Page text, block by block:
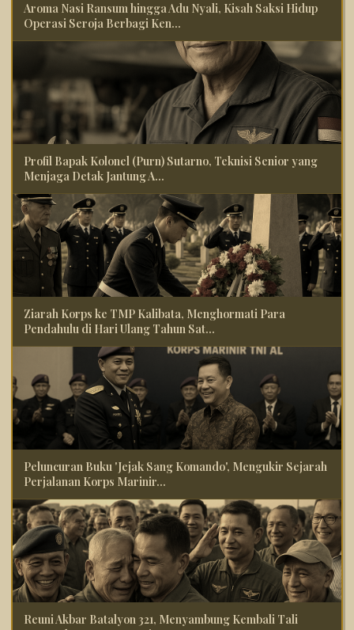
Aroma Nasi Ransum hingga Adu Nyali, Kisah Saksi Hidup
Operasi Seroja Berbagi Ken...
Profil Bapak Kolonel (Purn) Sutarno, Teknisi Senior yang
Menjaga Detak Jantung A...
Ziarah Korps ke TMP Kalibata, Menghormati Para
Pendahulu di Hari Ulang Tahun Sat...
Peluncuran Buku 'Jejak Sang Komando', Mengukir Sejarah
Perjalanan Korps Marinir...
Reuni Akbar Batalyon 321, Menyambung Kembali Tali